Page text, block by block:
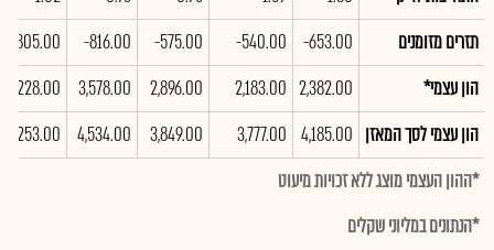
תזרים מזומנים
-653.00
-540.00
-575.00
-816.00
-1,805.00
הון עצמי*
2,382.00
2,183.00
2,896.00
3,578.00
4,228.00
הון עצמי לסך המאזן 4,185.00
3,777.00
3,849.00
4,534.00
5,253.00
*ההון העצמי מוצג ללא זכויות מיעוט
*הנתונים במליוני שקלים